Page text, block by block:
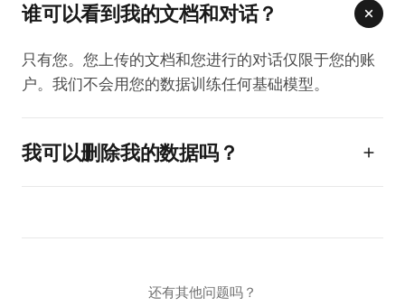
谁可以看到我的文档和对话？
只有您。您上传的文档和您进行的对话仅限于您的账
户。我们不会用您的数据训练任何基础模型。
我可以删除我的数据吗？
还有其他问题吗？